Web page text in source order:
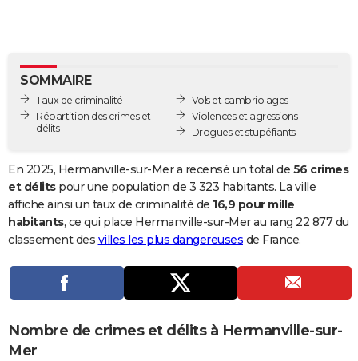
BONS PLANS
CARTE DE VOEUX
Dictionnaire
Biographies
Citations
Expressions
Proverbes
PROGRAMME TV
S'inscrire
Se connecter
Lycées
Collèges
Primaires
Universités
Entreprises
Service militaire
Avis de recherche
AVIS DE DÉCÈS
SOMMAIRE
Taux de criminalité
Répartition des crimes et
délits
Vols et cambriolages
Violences et agressions
Drogues et stupéfiants
En 2025, Hermanville-sur-Mer a recensé un total de 56 crimes
et délitspour une population de 3 323 habitants. La ville
affiche ainsi un taux de criminalité de 16,9 pour mille
habitants, ce qui place Hermanville-sur-Mer au rang 22 877 du
classement des villes les plus dangereuses de France.
Nombre de crimes et délits à Hermanville-sur-
Mer